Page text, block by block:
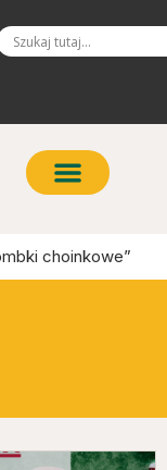
choinkowe”